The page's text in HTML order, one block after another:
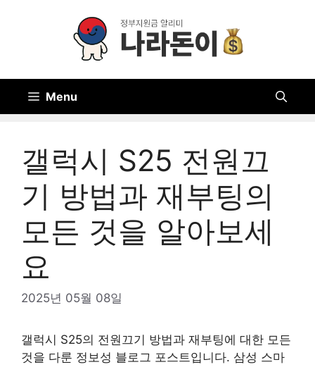
Menu
갤럭시 S25 전원끄
기 방법과 재부팅의
모든 것을 알아보세
요
2025년 05월 08일
갤럭시 S25의 전원끄기 방법과 재부팅에 대한 모든
것을 다룬 정보성 블로그 포스트입니다. 삼성 스마